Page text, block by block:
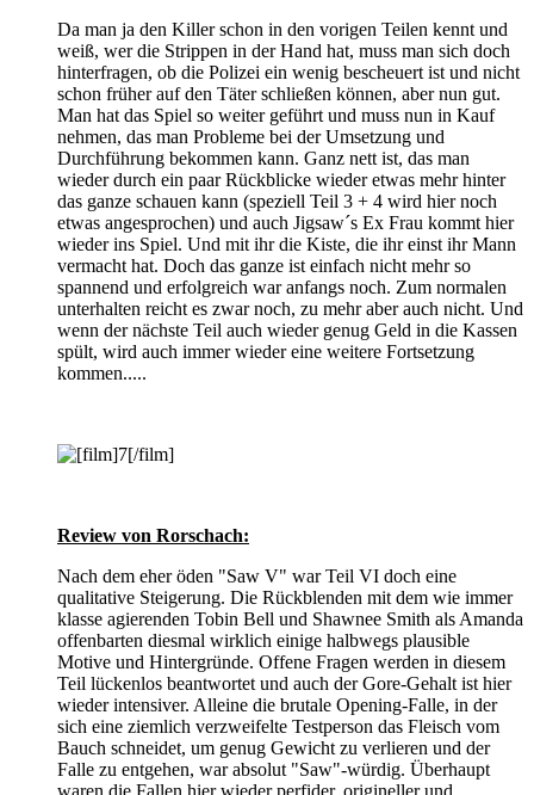
Da man ja den Killer schon in den vorigen Teilen kennt und
weiß, wer die Strippen in der Hand hat, muss man sich doch
hinterfragen, ob die Polizei ein wenig bescheuert ist und nicht
schon früher auf den Täter schließen können, aber nun gut.
Man hat das Spiel so weiter geführt und muss nun in Kauf
nehmen, das man Probleme bei der Umsetzung und
Durchführung bekommen kann. Ganz nett ist, das man
wieder durch ein paar Rückblicke wieder etwas mehr hinter
das ganze schauen kann (speziell Teil 3 + 4 wird hier noch
etwas angesprochen) und auch Jigsaw´s Ex Frau kommt hier
wieder ins Spiel. Und mit ihr die Kiste, die ihr einst ihr Mann
vermacht hat. Doch das ganze ist einfach nicht mehr so
spannend und erfolgreich war anfangs noch. Zum normalen
unterhalten reicht es zwar noch, zu mehr aber auch nicht. Und
wenn der nächste Teil auch wieder genug Geld in die Kassen
spült, wird auch immer wieder eine weitere Fortsetzung
kommen.....
Review von Rorschach:
Nach dem eher öden "Saw V" war Teil VI doch eine
qualitative Steigerung. Die Rückblenden mit dem wie immer
klasse agierenden Tobin Bell und Shawnee Smith als Amanda
offenbarten diesmal wirklich einige halbwegs plausible
Motive und Hintergründe. Offene Fragen werden in diesem
Teil lückenlos beantwortet und auch der Gore-Gehalt ist hier
wieder intensiver. Alleine die brutale Opening-Falle, in der
sich eine ziemlich verzweifelte Testperson das Fleisch vom
Bauch schneidet, um genug Gewicht zu verlieren und der
Falle zu entgehen, war absolut "Saw"-würdig. Überhaupt
waren die Fallen hier wieder perfider, origineller und